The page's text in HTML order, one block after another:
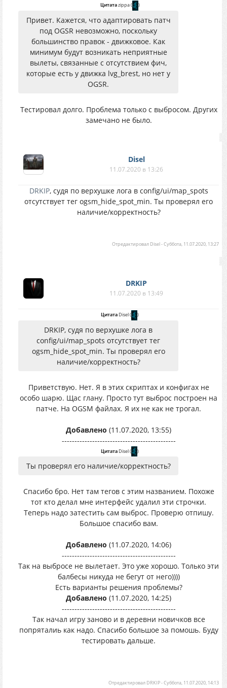
Цитатаzippa( )
Привет. Кажется, что адаптировать патч
под OGSR невозможно, поскольку
большинство правок - движковое. Как
минимум будут возникать неприятные
вылеты, связанные с отсутствием фич,
которые есть у движка lvg_brest, но нет у
OGSR.
Тестировал долго. Проблема только с выбросом. Других
замечано не было.
Disel
11.07.2020 в 13:26
DRKIP, судя по верхушке лога в config/ui/map_spots
отсутствует тег ogsm_hide_spot_min. Ты проверял его
наличие/корректность?
Отредактировал Disel-Суббота, 11.07.2020, 13:27
DRKIP
11.07.2020 в 13:49
ЦитатаDisel( )
DRKIP, судя по верхушке лога в
config/ui/map_spots отсутствует тег
ogsm_hide_spot_min. Ты проверял его
наличие/корректность?
Приветствую. Нет. Я в этих скриптах и конфигах не
особо шарю. Щас глану. Просто тут выброс построен на
патче. На OGSM файлах. Я их не как не трогал.
Добавлено (11.07.2020, 13:55)
---------------------------------------------
ЦитатаDisel( )
Ты проверял его наличие/корректность?
Спасибо бро. Нет там тегов с этим названием. Похоже
тот кто делал мне интерфейс удалил эти строчки.
Теперь надо затестить сам выброс. Проверю отпишу.
Большое спасибо вам.
Добавлено (11.07.2020, 14:06)
---------------------------------------------
Так на выбросе не вылетает. Это уже хорошо. Только эти
балбесы никуда не бегут от него))))
Есть варианты решения проблемы?
Добавлено (11.07.2020, 14:25)
---------------------------------------------
Так начал игру заново и в деревни новичков все
попряталиь как надо. Спасибо большое за помошь. Буду
тестировать дальше.
Отредактировал DRKIP-Суббота, 11.07.2020, 14:13